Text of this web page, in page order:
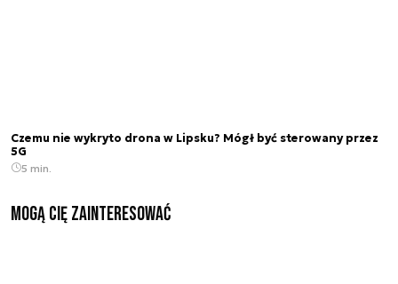
Czemu nie wykryto drona w Lipsku? Mógł być sterowany przez
5G
5 min.
Mogą Cię zainteresować